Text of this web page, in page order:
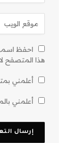
احفظ
هذا المتصفح
أعلمني
أعلمني